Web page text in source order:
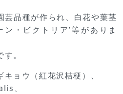
芸品種が作られ、白花や葉茎
・ビクトリア’等がありま
。
ョウ（紅花沢桔梗）、
、